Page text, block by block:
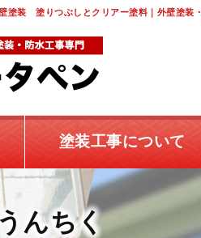
塗装 塗りつぶしとクリアー塗料｜外壁塗装
塗装工事について
んちく